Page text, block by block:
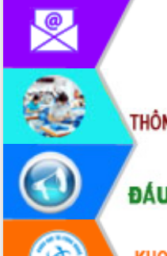
Hội thảo góp ý hồ sơ điều chỉnh quy
hoạch tỉnh Đắk Lắk thời kỳ 2021-2030,
tầm nhìn đến năm 2050
Nâng cao hiệu quả hoạt động của các
doanh nghiệp nhà nước
Hội nghị triển khai kết nối mạng
truyền số liệu chuyên dùng phục vụ cơ
quan Đảng, Nhà nước
Lễ phát động chuỗi hoạt động chung
tay làm sạch môi trường
Xã Ea Kar bước chuyển mình trong
công tác cải cách hành chính mô hình
mới
UBND tỉnh họp báo định kỳ tháng 4
năm 2026